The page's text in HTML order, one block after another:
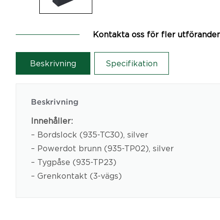
Kontakta oss för fler
Beskrivning Specifikation
Beskrivning
Innehåller:
– Bordslock (935-TC30), silver
– Powerdot brunn (935-TP02), silver
– Tygpåse (935-TP23)
– Grenkontakt (3-vägs)